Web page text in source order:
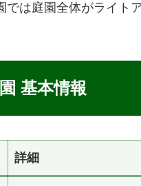
では庭園全体がライト
基本情報
詳細